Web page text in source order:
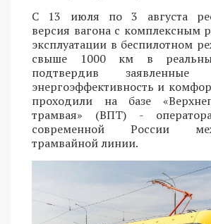
С 13 июля по 3 августа
версия вагона с комплексным
эксплуатации в беспилотном
свыше 1000 км в
подтвердив заявленные
энергоэффективность и
проходили на базе
трамвая» (ВПТ) -
современной России
трамвайной линии.